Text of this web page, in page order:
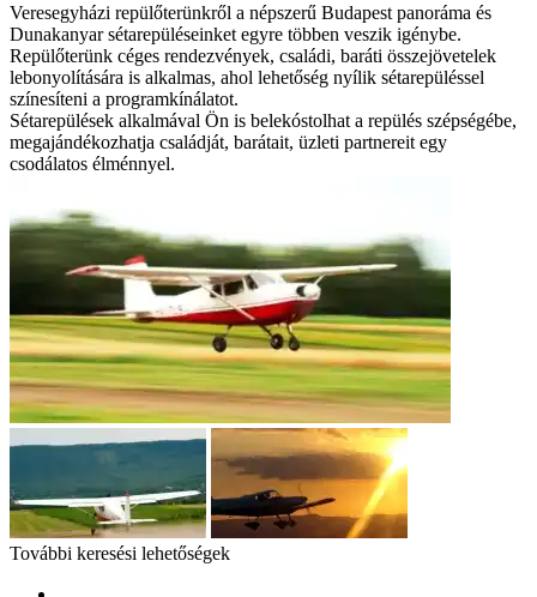
Veresegyházi repülőterünkről a népszerű Budapest panoráma és
Dunakanyar sétarepüléseinket egyre többen veszik igénybe.
Repülőterünk céges rendezvények, családi, baráti összejövetelek
lebonyolítására is alkalmas, ahol lehetőség nyílik sétarepüléssel
színesíteni a programkínálatot.
Sétarepülések alkalmával Ön is belekóstolhat a repülés szépségébe,
megajándékozhatja családját, barátait, üzleti partnereit egy
csodálatos élménnyel.
További keresési lehetőségek